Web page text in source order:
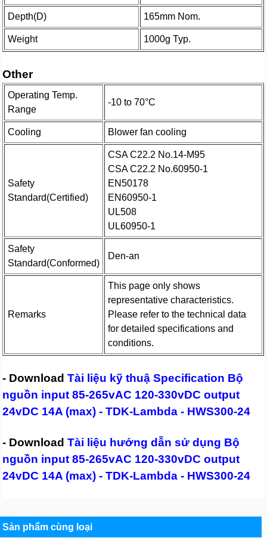
Depth(D) 165mm Nom.
Weight 1000g Typ.
Other
Operating Temp.
Range
-10 to 70°C
Cooling Blower fan cooling
Safety
Standard(Certified)
CSA C22.2 No.14-M95
CSA C22.2 No.60950-1
EN50178
EN60950-1
UL508
UL60950-1
Safety
Standard(Conformed)
Den-an
Remarks
This page only shows
representative characteristics.
Please refer to the technical data
for detailed specifications and
conditions.
- DownloadTài liệu kỹ thuậ Specification Bộ
nguồn input 85-265vAC 120-330vDC output
24vDC 14A (max) - TDK-Lambda - HWS300-24
- DownloadTài liệu hướng dẫn sử dụng Bộ
nguồn input 85-265vAC 120-330vDC output
24vDC 14A (max) - TDK-Lambda - HWS300-24
Sản phẩm cùng loại